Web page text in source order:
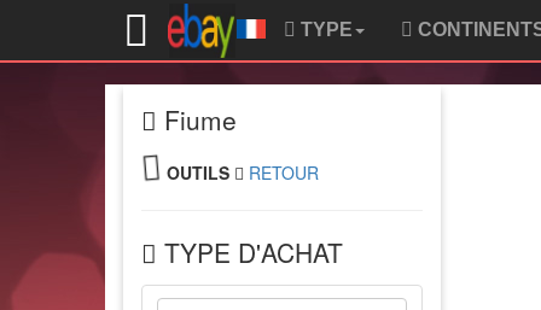
TYPE
Fiume
OUTILS RETOUR
TYPE D'ACHAT